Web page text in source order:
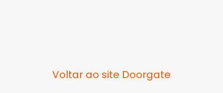
Voltar ao site Doorgate